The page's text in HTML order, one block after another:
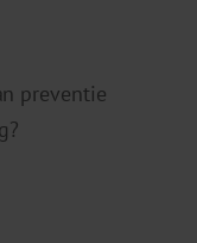
preventie